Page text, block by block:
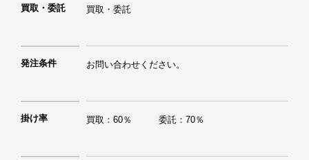
買取・委託 買取・委託
発注条件 お問い合わせください。
掛け率 買取：60％　　　委託：70％